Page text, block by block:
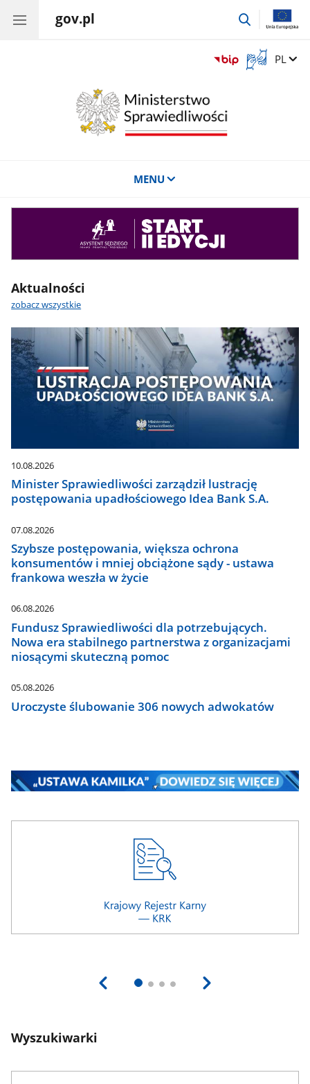
gov.pl
przejdź
Otwórz
okno
Zmień
PL
MENU
Aktualności
zobacz wszystkie
10.08.2026
Minister Sprawiedliwości zarządził lustrację
postępowania upadłościowego Idea Bank S.A.
07.08.2026
Szybsze postępowania, większa ochrona
konsumentów i mniej obciążone sądy - ustawa
frankowa weszła w życie
06.08.2026
Fundusz Sprawiedliwości dla potrzebujących.
Nowa era stabilnego partnerstwa z organizacjami
niosącymi skuteczną pomoc
05.08.2026
Uroczyste ślubowanie 306 nowych adwokatów
Wyszukiwarki